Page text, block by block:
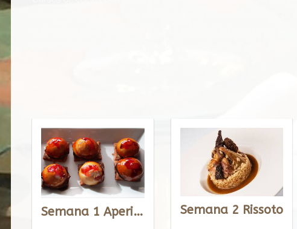
Semana 1 Aperitivos Semana 2 Rissoto